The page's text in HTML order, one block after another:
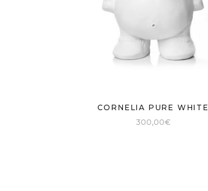
CORNELIA PURE WHITE
300,00€